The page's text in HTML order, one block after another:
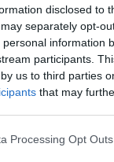
disclosed to
separately opt-
information
participants.
us to third parties
that may
Processing Opt Outs
livello 8
- 672 visualizzazioni
(Original